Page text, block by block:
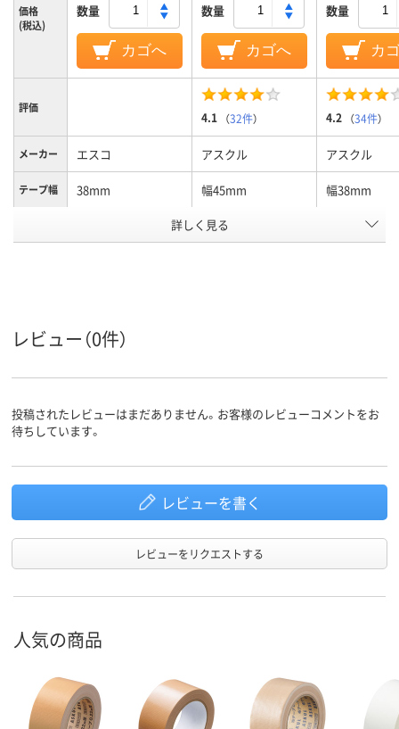
価格
(税込)
数量
カゴへ
数量
カゴへ
数量
カ
評価
4.1 （32件） 4.2 （34件）
メーカー エスコ アスクル アスクル
テープ幅 38mm 幅45mm 幅38mm
25 10
詳しく見る
レビュー（0件）
投稿されたレビューはまだありません。お客様のレビューコメントをお
待ちしています。
レビューを書く
レビューをリクエストする
人気の商品